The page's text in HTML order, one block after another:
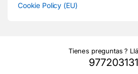
Cookie Policy (EU)
Tienes preguntas ?
977203131